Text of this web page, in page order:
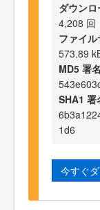
ダウン
4,208 回
ファイ
573.89
MD5 署名
SHA1 署
1d6
今すぐ